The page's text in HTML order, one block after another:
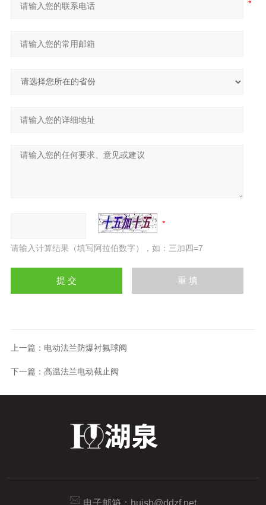
请输入计算结果（填写阿拉伯数字），如：三加四=7
上一篇： 电动法兰防爆衬氟球阀
下一篇： 高温法兰电动截止阀
电子邮箱： hujsb@ddzf.net